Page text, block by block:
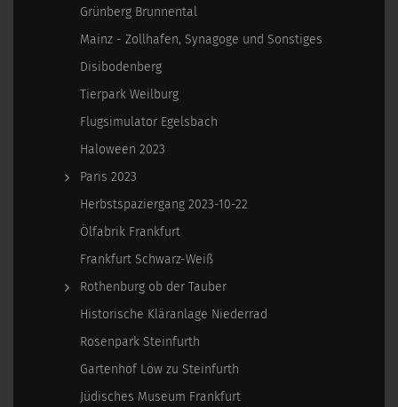
Grünberg Brunnental
Mainz - Zollhafen, Synagoge und Sonstiges
Disibodenberg
Tierpark Weilburg
Flugsimulator Egelsbach
Haloween 2023
Paris 2023
Herbstspaziergang 2023-10-22
Ölfabrik Frankfurt
Frankfurt Schwarz-Weiß
Rothenburg ob der Tauber
Historische Kläranlage Niederrad
Rosenpark Steinfurth
Gartenhof Löw zu Steinfurth
Jüdisches Museum Frankfurt